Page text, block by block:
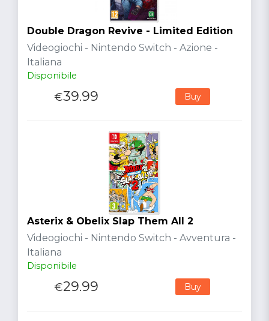
Double Dragon Revive - Limited Edition
Videogiochi - Nintendo Switch - Azione -
Italiana
Disponibile
€39.99 Buy
Asterix & Obelix Slap Them All 2
Videogiochi - Nintendo Switch - Avventura -
Italiana
Disponibile
€29.99 Buy